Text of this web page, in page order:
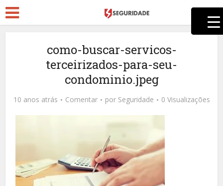
como-buscar-servicos-
terceirizados-para-seu-
condominio.jpeg
10 anos atrás Comentar por Seguridade 0 Visualizações